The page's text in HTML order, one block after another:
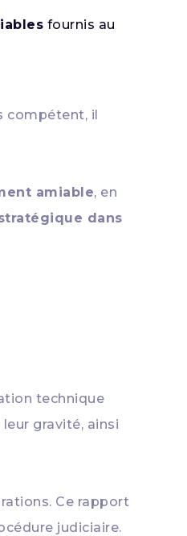
fournis au
compétent, il
amiable, en
dans
technique
gravité, ainsi
Ce rapport
judiciaire.